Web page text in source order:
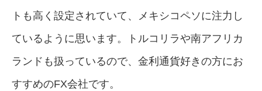
トも高く設定されていて、メキシコペソに注力し
ているように思います。トルコリラや南アフリカ
ランドも扱っているので、金利通貨好きの方にお
すすめのFX会社です。